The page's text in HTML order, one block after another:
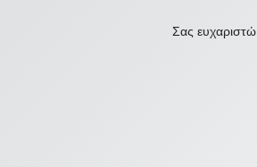
Σας ευχαριστώ